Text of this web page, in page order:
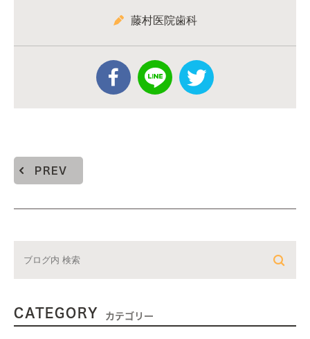
藤村医院歯科
PREV
CATEGORY カテゴリー